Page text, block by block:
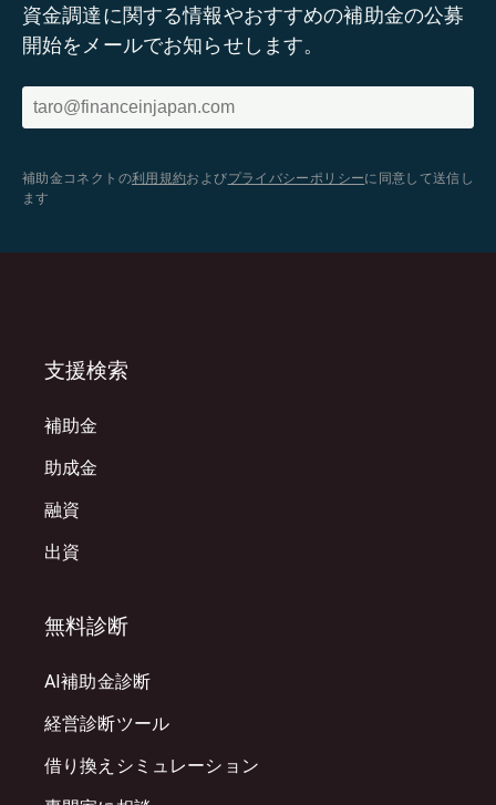
資金調達に関する情報やおすすめの補助金の公募
開始をメールでお知らせします。
補助金コネクトの利用規約およびプライバシーポリシーに同意して送信し
ます
支援検索
補助金
助成金
融資
出資
無料診断
AI補助金診断
経営診断ツール
借り換えシミュレーション